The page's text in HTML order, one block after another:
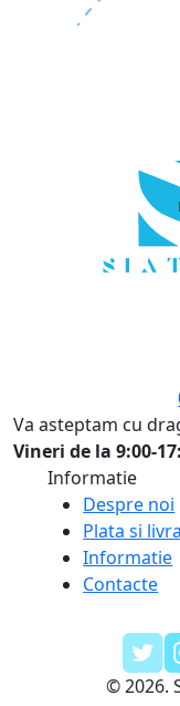
Va asteptam cu
Vineri de la 9:00-
Informatie
Despre noi
Plata si
Informatie
Contacte
© 2026.